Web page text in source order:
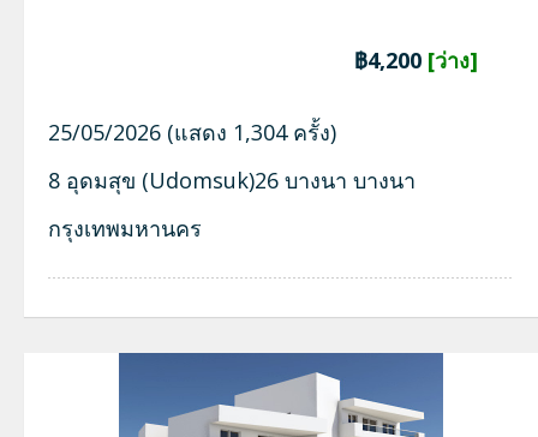
฿4,200 [ว่าง]
25/05/2026 (แสดง 1,304 ครั้ง)
8 อุดมสุข (Udomsuk)26 บางนา บางนา
กรุงเทพมหานคร